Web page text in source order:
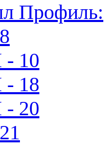
Профиль:
10
18
20